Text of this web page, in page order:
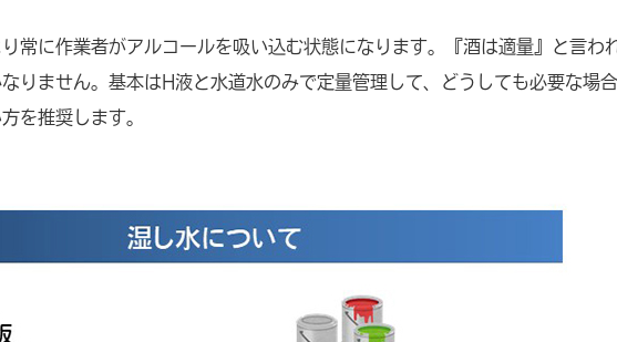
常に作業者がアルコールを吸い込む状態になります。『酒は適量』と言わ
りません。基本はH液と水道水のみで定量管理して、どうしても必要な場
を推奨します。